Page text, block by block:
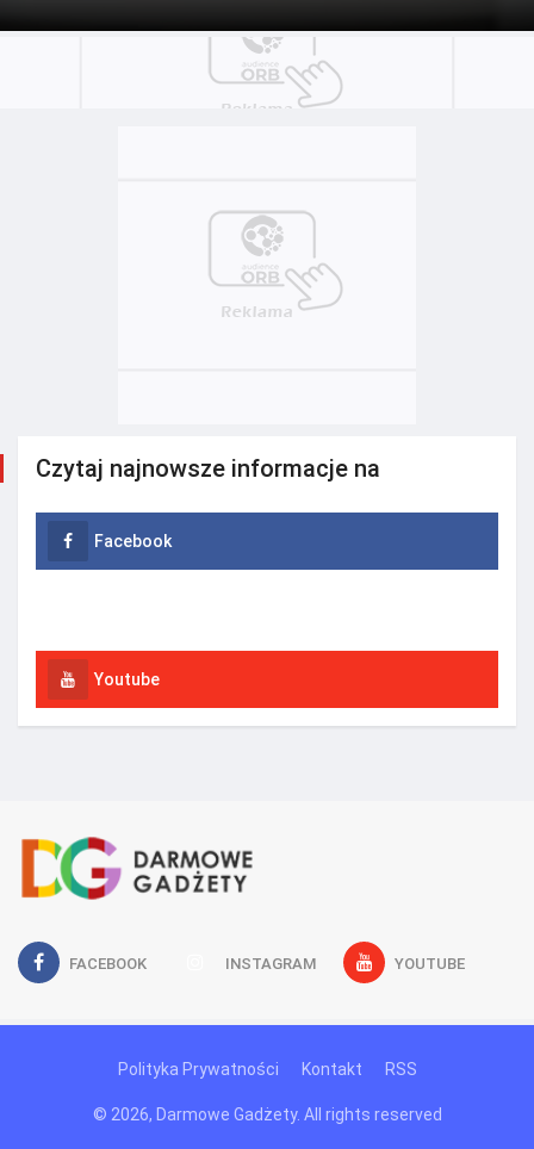
Czytaj najnowsze informacje na
Facebook
Youtube
FACEBOOK INSTAGRAM YOUTUBE
Polityka Prywatności Kontakt RSS
© 2026, Darmowe Gadżety. All rights reserved